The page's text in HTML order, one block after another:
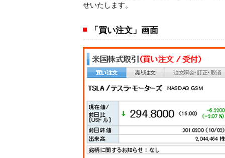
せいたします。
「買い注文」画面